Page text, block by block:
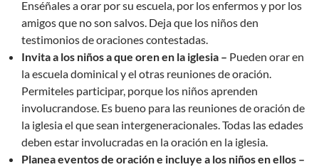
Enséñales a orar por su escuela, por los enfermos y por los
amigos que no son salvos. Deja que los niños den
testimonios de oraciones contestadas.
Invita a los niños a que oren en la iglesia – Pueden orar en
la escuela dominical y el otras reuniones de oración.
Permiteles participar, porque los niños aprenden
involucrandose. Es bueno para las reuniones de oración de
la iglesia el que sean intergeneracionales. Todas las edades
deben estar involucradas en la oración en la iglesia.
Planea eventos de oración e incluye a los niños en ellos –